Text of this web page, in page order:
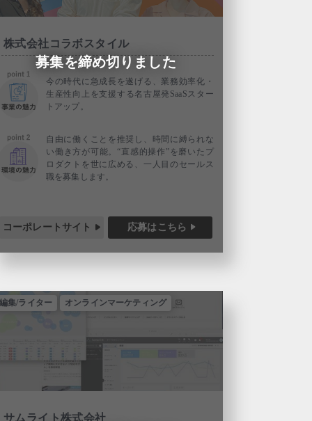
株式会社コラボスタイル
今の時代に急成長を遂げる、業務効率化・
生産性向上を支援する名古屋発SaaSスター
トアップ。
自由に働くことを推奨し、時間に縛られな
い働き方が可能。“直感的操作”を磨いたプ
ロダクトを世に広める、一人目のセールス
職を募集します。
コーポレートサイト 応募はこちら
募集を締め切りました
編集/ライター オンラインマーケティング
サムライト株式会社